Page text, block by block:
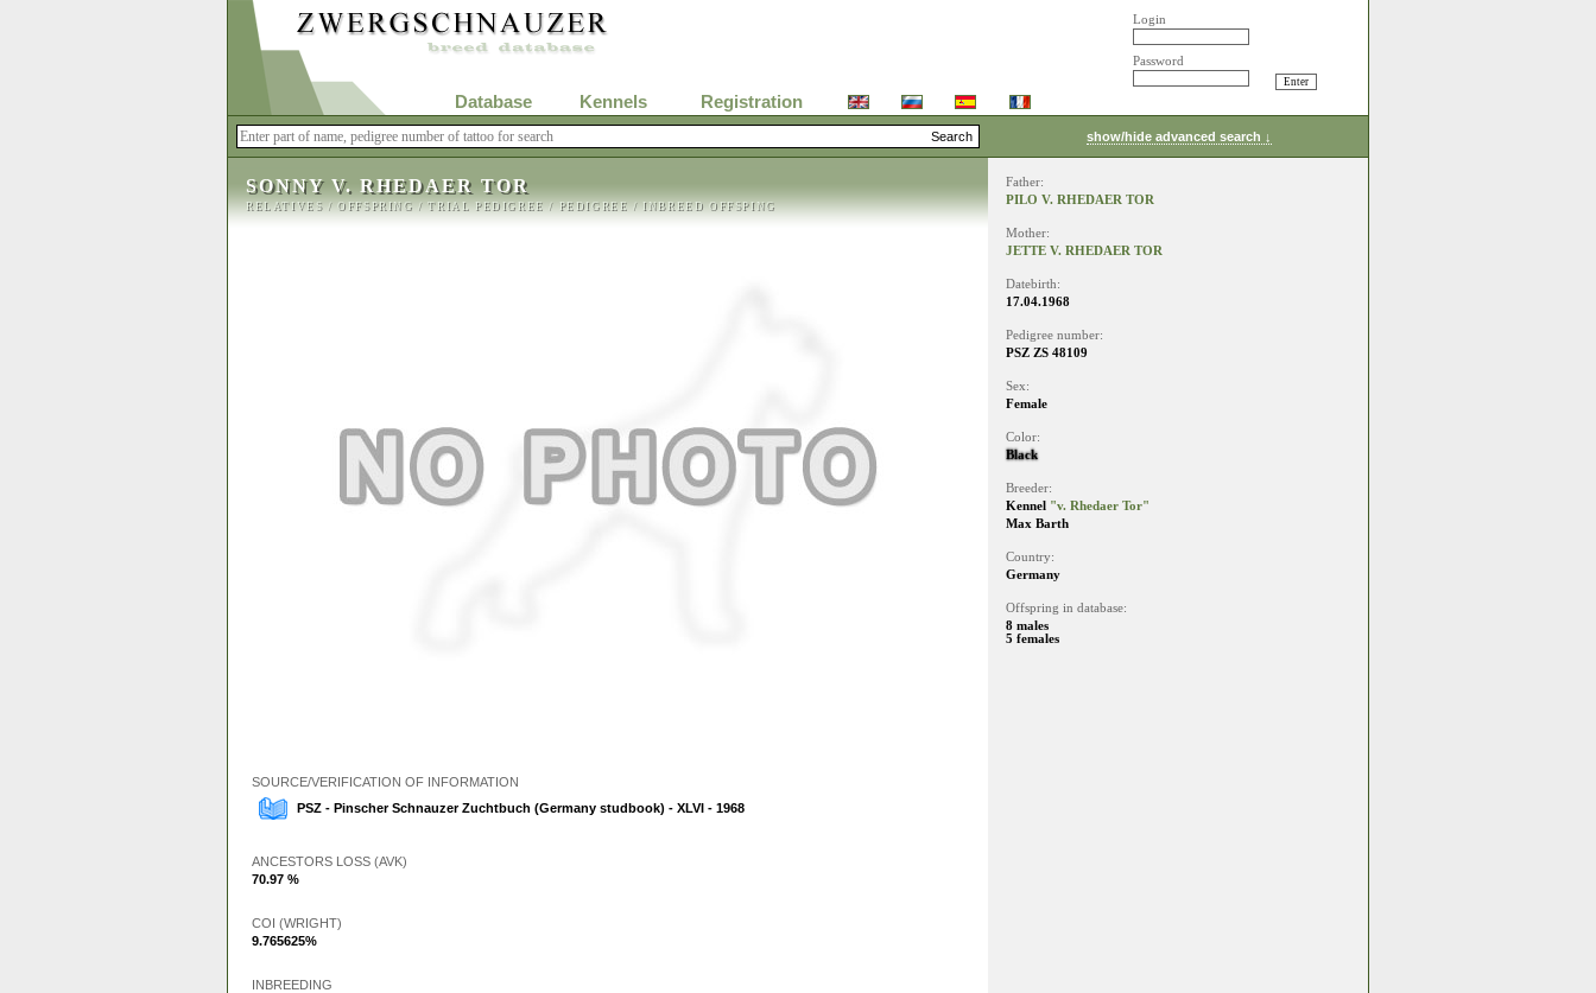
Login
Password
Database Kennels Registration
show/hide advanced search ↓
SONNY V. RHEDAER TOR
RELATIVES/OFFSPRING/TRIAL PEDIGREE/PEDIGREE/INBREED OFFSPING
SOURCE/VERIFICATION OF INFORMATION
PSZ - Pinscher Schnauzer Zuchtbuch (Germany studbook) - XLVI - 1968
ANCESTORS LOSS (AVK)
70.97 %
COI (WRIGHT)
9.765625%
INBREEDING
Father:
PILO V. RHEDAER TOR
Mother:
JETTE V. RHEDAER TOR
Datebirth:
17.04.1968
Pedigree number:
PSZ ZS 48109
Sex:
Female
Color:
Black
Breeder:
Kennel "v. Rhedaer Tor"
Max Barth
Country:
Germany
Offspring in database:
8 males
5 females